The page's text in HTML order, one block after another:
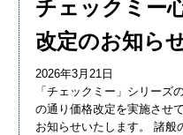
チェックミー
改定のお知ら
2026年3月21日
「チェックミー」シリーズ
の通り価格改定を実施させ
お知らせいたします。 諸般